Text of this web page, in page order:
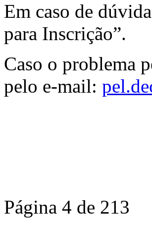
Em caso de
para Inscrição”.
Caso o problema
pelo e-mail:
Página 4 de 213